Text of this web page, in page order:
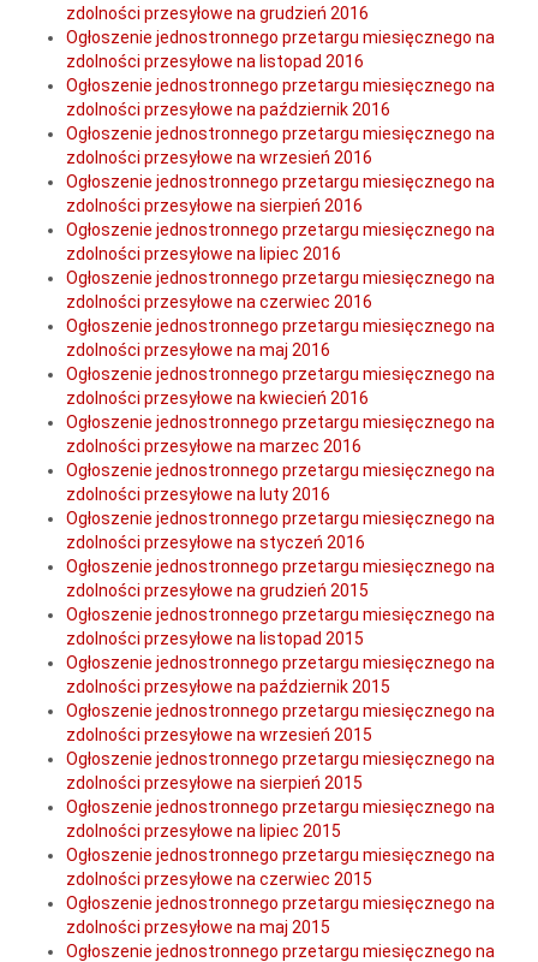
zdolności przesyłowe na grudzień 2016
Ogłoszenie jednostronnego przetargu miesięcznego na
zdolności przesyłowe na listopad 2016
Ogłoszenie jednostronnego przetargu miesięcznego na
zdolności przesyłowe na październik 2016
Ogłoszenie jednostronnego przetargu miesięcznego na
zdolności przesyłowe na wrzesień 2016
Ogłoszenie jednostronnego przetargu miesięcznego na
zdolności przesyłowe na sierpień 2016
Ogłoszenie jednostronnego przetargu miesięcznego na
zdolności przesyłowe na lipiec 2016
Ogłoszenie jednostronnego przetargu miesięcznego na
zdolności przesyłowe na czerwiec 2016
Ogłoszenie jednostronnego przetargu miesięcznego na
zdolności przesyłowe na maj 2016
Ogłoszenie jednostronnego przetargu miesięcznego na
zdolności przesyłowe na kwiecień 2016
Ogłoszenie jednostronnego przetargu miesięcznego na
zdolności przesyłowe na marzec 2016
Ogłoszenie jednostronnego przetargu miesięcznego na
zdolności przesyłowe na luty 2016
Ogłoszenie jednostronnego przetargu miesięcznego na
zdolności przesyłowe na styczeń 2016
Ogłoszenie jednostronnego przetargu miesięcznego na
zdolności przesyłowe na grudzień 2015
Ogłoszenie jednostronnego przetargu miesięcznego na
zdolności przesyłowe na listopad 2015
Ogłoszenie jednostronnego przetargu miesięcznego na
zdolności przesyłowe na październik 2015
Ogłoszenie jednostronnego przetargu miesięcznego na
zdolności przesyłowe na wrzesień 2015
Ogłoszenie jednostronnego przetargu miesięcznego na
zdolności przesyłowe na sierpień 2015
Ogłoszenie jednostronnego przetargu miesięcznego na
zdolności przesyłowe na lipiec 2015
Ogłoszenie jednostronnego przetargu miesięcznego na
zdolności przesyłowe na czerwiec 2015
Ogłoszenie jednostronnego przetargu miesięcznego na
zdolności przesyłowe na maj 2015
Ogłoszenie jednostronnego przetargu miesięcznego na